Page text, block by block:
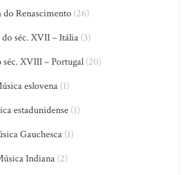
do Renascimento (26)
séc. XVII – Itália (3)
séc. XVIII – Portugal (20)
eslovena(1)
estadunidense(1)
Gauchesca(1)
Indiana(2)